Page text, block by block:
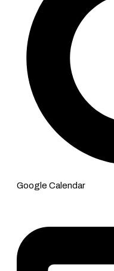
Google Calendar